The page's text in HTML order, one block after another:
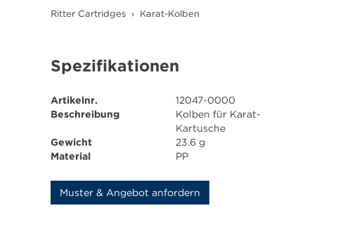
Ritter Cartridges › Karat-Kolben
Spezifikationen
Artikelnr.
12047-0000
Beschreibung
Kolben für Karat-
Kartusche
Gewicht
23.6 g
Material
PP
Muster & Angebot anfordern